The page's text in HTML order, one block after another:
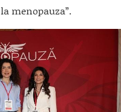
menopauza”.